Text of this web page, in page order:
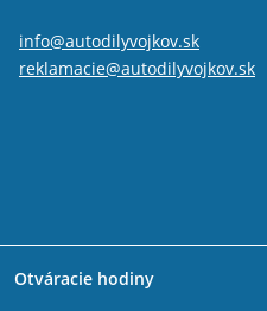
info@autodilyvojkov.sk
reklamacie@autodilyvojkov.sk
Otváracie hodiny